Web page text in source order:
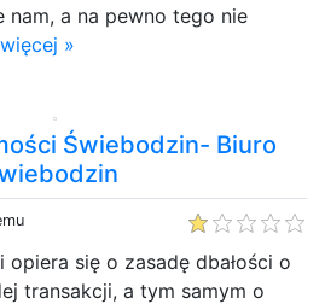
nam, a na pewno tego nie
»
Świebodzin- Biuro
opiera się o zasadę dbałości o
transakcji, a tym samym o